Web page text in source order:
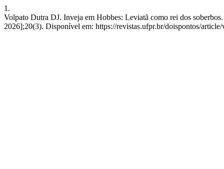
1.
Volpato Dutra DJ. Inveja em Hobbes: Leviatã como rei dos
2026];20(3). Disponível em: https://revistas.ufpr.br/doispontos/